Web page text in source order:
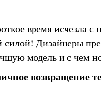
время исчезла с
силой! Дизайнеры
модель и с чем
возвращение